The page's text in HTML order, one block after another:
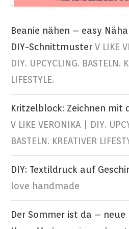
Beanie nähen – easy
DIY-Schnittmuster V LIKE
DIY. UPCYCLING. BASTELN.
LIFESTYLE.
Kritzelblock: Zeichnen mit
V LIKE VERONIKA | DIY.
BASTELN. KREATIVER
DIY: Textildruck auf
love handmade
Der Sommer ist da – neue